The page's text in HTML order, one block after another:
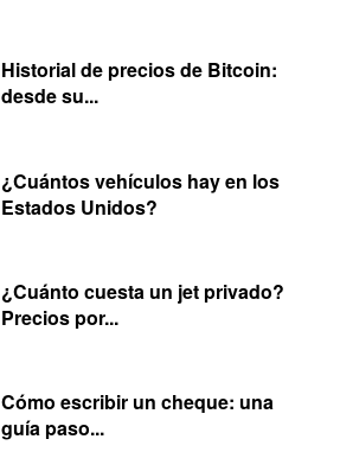
Historial de precios de Bitcoin:
desde su...
¿Cuántos vehículos hay en los
Estados Unidos?
¿Cuánto cuesta un jet privado?
Precios por...
Cómo escribir un cheque: una
guía paso...